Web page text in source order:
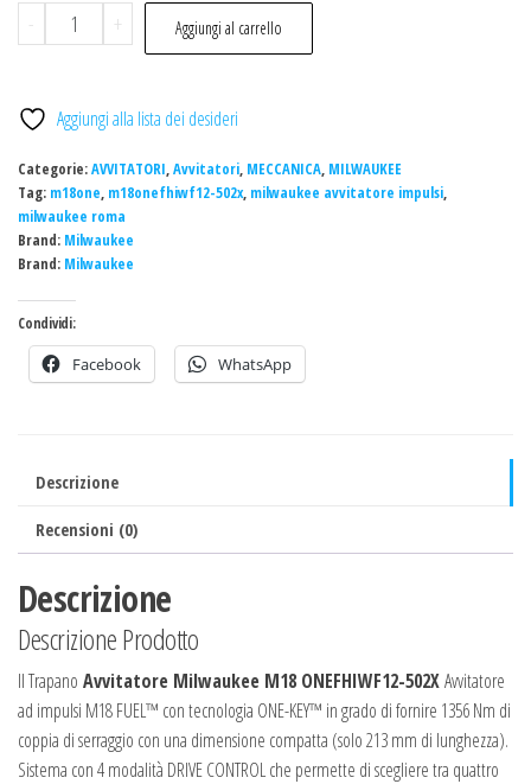
-
Milwaukee
M18
AVVITATORE
AD
IMPULSI
1356NM
cod.
quantità
+ Aggiungi al carrello
Aggiungi alla lista dei desideri
Categorie:AVVITATORI,Avvitatori, MECCANICA, MILWAUKEE
Tag: m18one, m18onefhiwf12-502x, milwaukee avvitatore impulsi,
milwaukee roma
Brand: Milwaukee
Brand: Milwaukee
Condividi:
Facebook WhatsApp
Descrizione
Recensioni (0)
Descrizione
Descrizione Prodotto
Il Trapano Avvitatore Milwaukee M18 ONEFHIWF12-502XAvvitatore
ad impulsi M18 FUEL™ con tecnologia ONE-KEY™ in grado di fornire 1356 Nm di
coppia di serraggio con una dimensione compatta (solo 213 mm di lunghezza).
Sistema con 4 modalità DRIVE CONTROL che permette di scegliere tra quattro